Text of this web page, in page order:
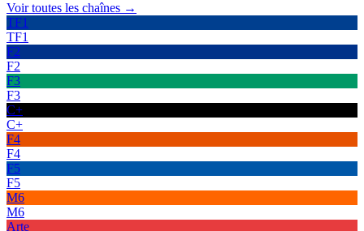
Voir toutes les chaînes →
TF1
TF1
F2
F2
F3
F3
C+
C+
F4
F4
F5
F5
M6
M6
Arte